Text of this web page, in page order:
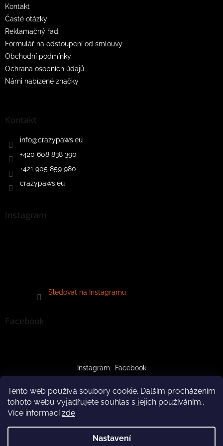
Tento web používá soubory cookie. Dalším procházením
tohoto webu vyjadřujete souhlas s jejich používáním..
Více informacízde.
Nastavení
Kontakt
Časté otázky
Reklamačný řád
Formulář na odstoupení od smlouvy
Obchodní podmínky
Ochrana osobních údajů
Námi nabízené značky
Kontakt
info@crazypaws.eu
+420 608 838 390
+421 905 859 980
crazypaws.eu
Instagram
Sledovat na Instagramu
Facebook
Instagram Facebook